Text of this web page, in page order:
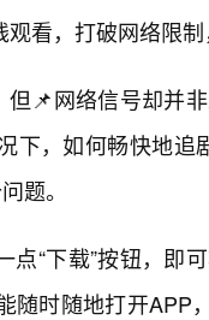
看，打破网络限
但📌网络信号却并
，如何畅快地追
题。
点“下载”按钮，即
时随地打开APP